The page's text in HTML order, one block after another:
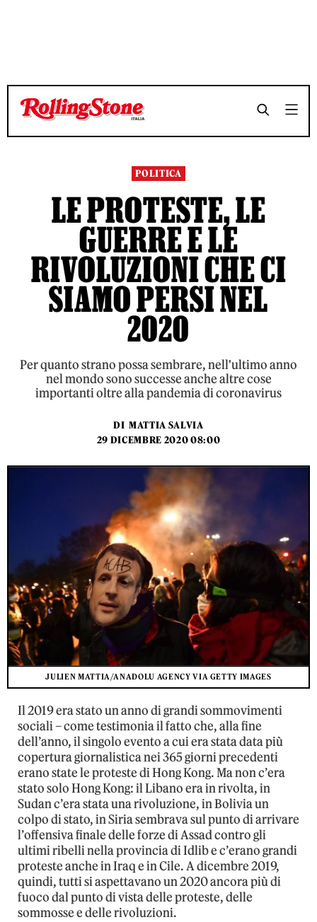
TEMPO DI LETTURA 7 MINUTI SHARE
TEMPO DI LETTURA 7 MINUTI SHARE
POLITICA
LE PROTESTE, LE
GUERRE E LE
RIVOLUZIONI CHE CI
SIAMO PERSI NEL
2020
Per quanto strano possa sembrare, nell'ultimo anno
nel mondo sono successe anche altre cose
importanti oltre alla pandemia di coronavirus
DI MATTIA SALVIA
29 DICEMBRE 2020 08:00
JULIEN MATTIA/ANADOLU AGENCY VIA GETTY IMAGES
Il 2019 era stato un anno di grandi sommovimenti
sociali – come testimonia il fatto che, alla fine
dell’anno, il singolo evento a cui era stata data più
copertura giornalistica nei 365 giorni precedenti
erano state le proteste di Hong Kong. Ma non c’era
stato solo Hong Kong: il Libano era in rivolta, in
Sudan c’era stata una rivoluzione, in Bolivia un
colpo di stato, in Siria sembrava sul punto di arrivare
l’offensiva finale delle forze di Assad contro gli
ultimi ribelli nella provincia di Idlib e c’erano grandi
proteste anche in Iraq e in Cile. A dicembre 2019,
quindi, tutti si aspettavano un 2020 ancora più di
fuoco dal punto di vista delle proteste, delle
sommosse e delle rivoluzioni.